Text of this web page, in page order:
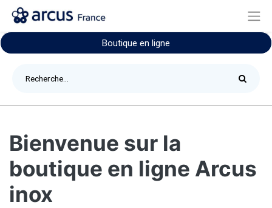
Boutique en ligne
Bienvenue sur la
boutique en ligne Arcus
inox